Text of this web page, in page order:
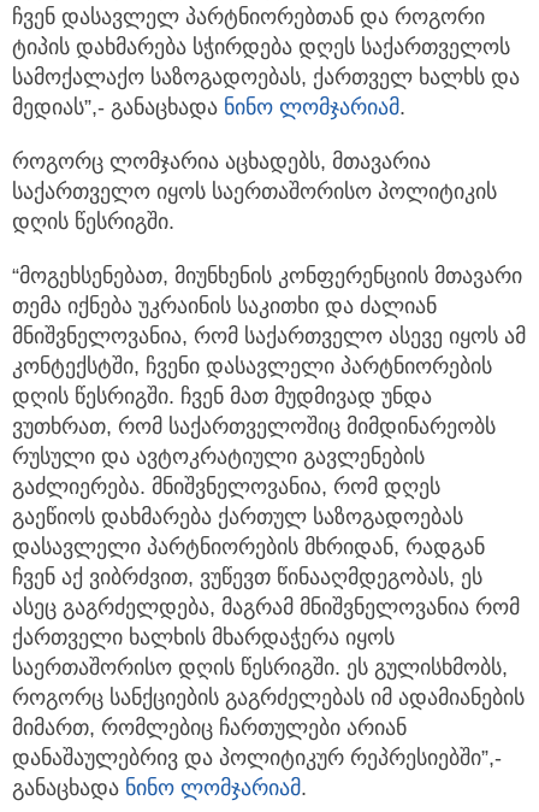
ჩვენ დასავლელ პარტნიორებთან და როგორი
ტიპის დახმარება სჭირდება დღეს საქართველოს
სამოქალაქო საზოგადოებას, ქართველ ხალხს და
მედიას”,- განაცხადა ნინო ლომჯარიამ.
როგორც ლომჯარია აცხადებს, მთავარია
საქართველო იყოს საერთაშორისო პოლიტიკის
დღის წესრიგში.
“მოგეხსენებათ, მიუნხენის კონფერენციის მთავარი
თემა იქნება უკრაინის საკითხი და ძალიან
მნიშვნელოვანია, რომ საქართველო ასევე იყოს ამ
კონტექსტში, ჩვენი დასავლელი პარტნიორების
დღის წესრიგში. ჩვენ მათ მუდმივად უნდა
ვუთხრათ, რომ საქართველოშიც მიმდინარეობს
რუსული და ავტოკრატიული გავლენების
გაძლიერება. მნიშვნელოვანია, რომ დღეს
გაეწიოს დახმარება ქართულ საზოგადოებას
დასავლელი პარტნიორების მხრიდან, რადგან
ჩვენ აქ ვიბრძვით, ვუწევთ წინააღმდეგობას, ეს
ასეც გაგრძელდება, მაგრამ მნიშვნელოვანია რომ
ქართველი ხალხის მხარდაჭერა იყოს
საერთაშორისო დღის წესრიგში. ეს გულისხმობს,
როგორც სანქციების გაგრძელებას იმ ადამიანების
მიმართ, რომლებიც ჩართულები არიან
დანაშაულებრივ და პოლიტიკურ რეპრესიებში”,-
განაცხადა ნინო ლომჯარიამ.